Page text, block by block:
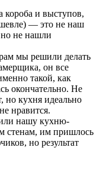
короба и выступов,
— это не наш
не нашли
мы решили делать
он все
такой, как
окончательно. Не
но кухня идеально
нравится.
нашу кухню-
стенам, им пришлось
но результат